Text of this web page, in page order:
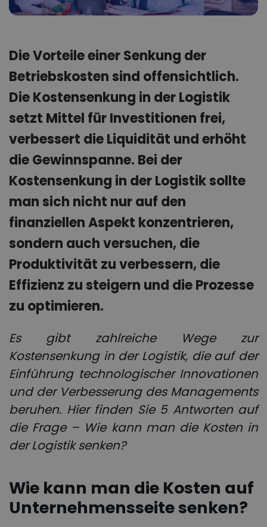
Die Vorteile einer Senkung der
Betriebskosten sind offensichtlich.
Die Kostensenkung in der Logistik
setzt Mittel für Investitionen frei,
verbessert die Liquidität und erhöht
die Gewinnspanne. Bei der
Kostensenkung in der Logistik sollte
man sich nicht nur auf den
finanziellen Aspekt konzentrieren,
sondern auch versuchen, die
Produktivität zu verbessern, die
Effizienz zu steigern und die Prozesse
zu optimieren.
Es gibt zahlreiche
Wege zur
Kostensenkung in der Logistik, die auf der
Einführung technologischer Innovationen
und der Verbesserung des Managements
beruhen. Hier finden Sie 5 Antworten auf
die Frage – Wie kann man die Kosten in
der Logistik senken?
Wie kann man die Kosten auf
Unternehmensseite senken?